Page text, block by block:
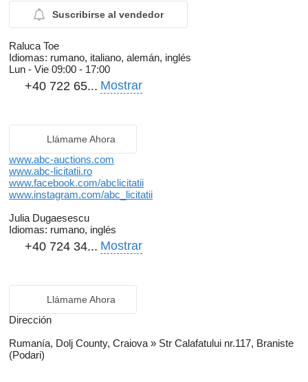
Suscribirse al vendedor
Raluca Toe
Idiomas: rumano, italiano, alemán, inglés
Lun - Vie 09:00 - 17:00
+40 722 65... Mostrar
Llámame Ahora
www.abc-auctions.com
www.abc-licitatii.ro
www.facebook.com/abclicitatii
www.instagram.com/abc_licitatii
Julia Dugaesescu
Idiomas: rumano, inglés
+40 724 34... Mostrar
Llámame Ahora
Dirección
Rumanía, Dolj County, Craiova » Str Calafatului nr.117, Braniste
(Podari)